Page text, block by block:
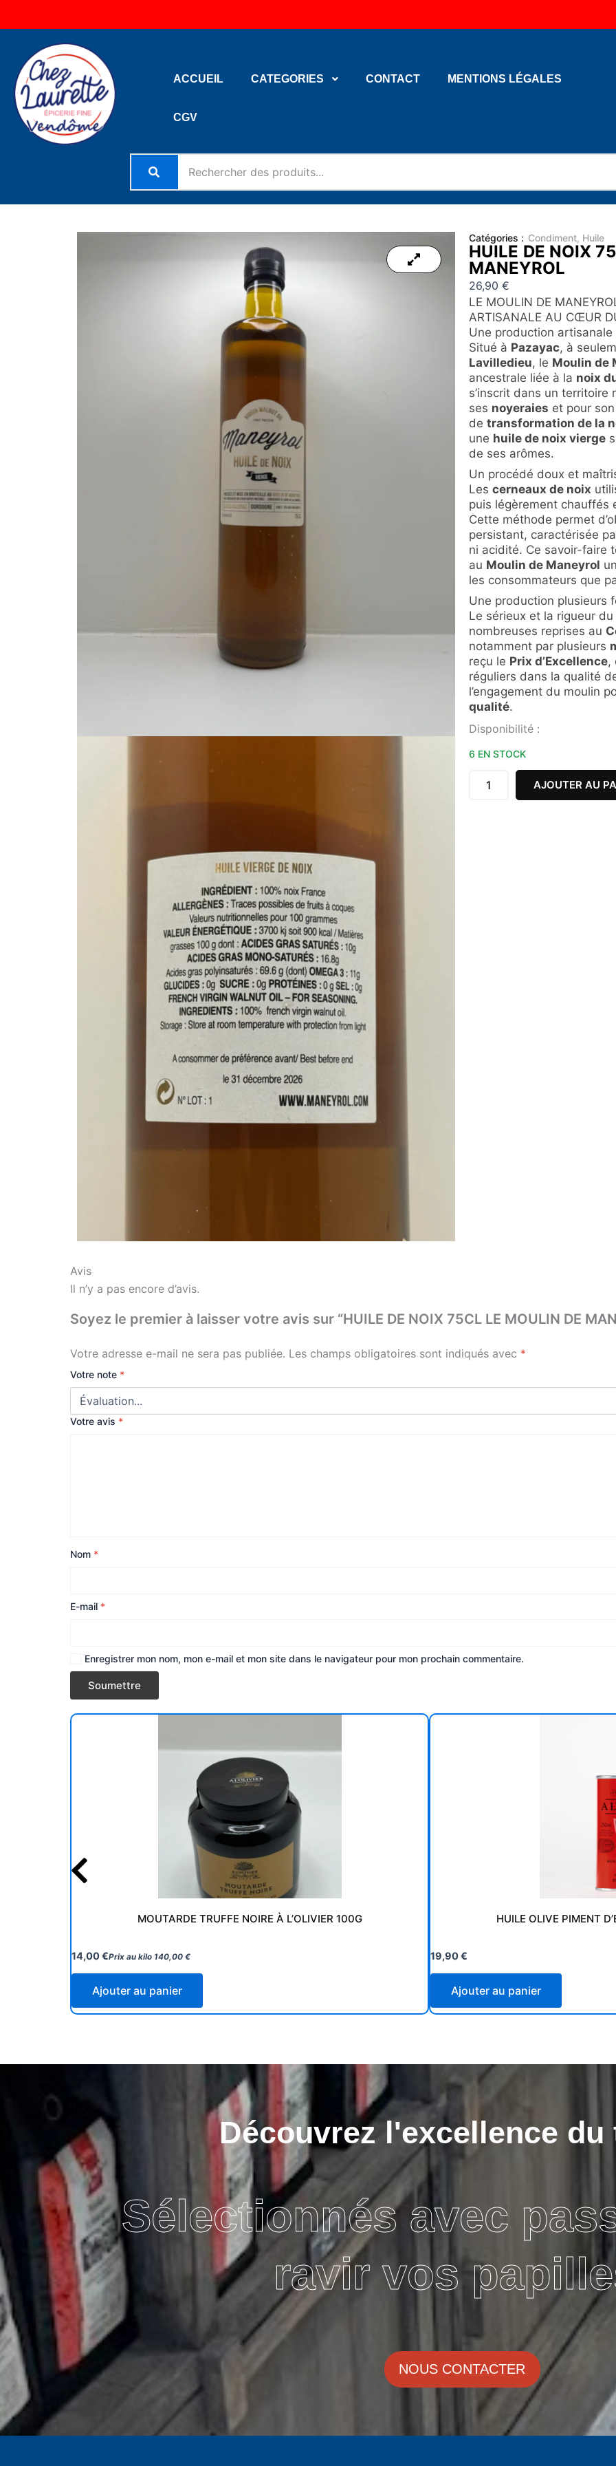
au
ACCUEIL CATEGORIES CONTACT MENTIONS LÉGALES
CGV
Catégories : Condiment, Huile
HUILE DE NOIX
MANEYROL
26,90 €
LE MOULIN DE
ARTISANALE AU CŒUR
Une production
Situé à Pazayac, à
Lavilledieu, le Moulin de
ancestrale liée à la noix
s’inscrit dans un territoire
ses noyeraies et pour
de transformation de la
une huile de noix vierge
de ses arômes.
Un procédé doux et
Les cerneaux de noix
puis légèrement chauffés
Cette méthode permet
persistant, caractérisée
ni acidité. Ce savoir-faire
au Moulin de Maneyrol
les consommateurs que
Une production plusieurs
Le sérieux et la rigueur
nombreuses reprises au
notamment par plusieurs
reçu le Prix d’Excellence,
réguliers dans la qualité
l’engagement du moulin
qualité.
Disponibilité :
6 EN STOCK
quantité
HUILE
NOIX
AJOUTER AU
Avis
Il n’y a pas encore d’avis.
Soyez le premier à laisser votre avis sur “HUILE DE NOIX 75CL LE MOULIN DE
Votre adresse e-mail ne sera pas publiée. Les champs obligatoires sont indiqués avec *
Votre note *
Votre avis *
Nom *
E-mail *
Enregistrer mon nom, mon e-mail et mon site dans le navigateur pour mon prochain commentaire.
MOUTARDE TRUFFE NOIRE À L’OLIVIER 100G
14,00€Prix au kilo 140,00 €
Ajouter au panier
HUILE OLIVE PIMENT
19,90€
Ajouter au panier
Découvrez l'excellence
Sélectionnés avec
ravir vos
NOUS CONTACTER